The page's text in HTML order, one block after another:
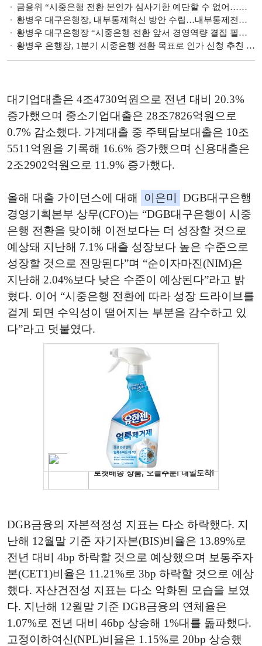
금융위 “시중은행 전환 본인가 심사기한 예단할 수 없어…대구은행과 지속 소통” [은행권 경쟁 촉진]
황병우 대구은행장, 내부통제혁신 방안 수립…내부통제전담팀장 도입 실효성 제고
황병우 대구은행장 “시중은행 전환 앞서 경영역량 결집 필요” [은행 2024 경영전략]
황병우 은행장, 1분기 시중은행 전환 목표로 인가 신청 추친 [대구은행의 시중은행 도전기 ⑤]
대기업대출은 4조4730억원으로 전년 대비 20.3%
증가했으며 중소기업대출은 28조7826억원으로
0.7% 감소했다. 가계대출 중 주택담보대출은 10조
5511억원을 기록해 16.6% 증가했으며 신용대출은
2조2902억원으로 11.9% 증가했다.
올해 대출 가이던스에 대해 이은미
DGB대구은행
경영기획본부 상무(CFO)는 “DGB대구은행이 시중
은행 전환을 맞이해 이전보다는 더 성장할 것으로
예상돼 지난해 7.1% 대출 성장보다 높은 수준으로
성장할 것으로 전망된다”며 “순이자마진(NIM)은
지난해 2.04%보다 낮은 수준이 예상된다”라고 밝
혔다. 이어 “시중은행 전환에 따라 성장 드라이브를
걸게 되면 수익성이 떨어지는 부분을 감수하고 있
다”라고 덧붙였다.
DGB금융의 자본적정성 지표는 다소 하락했다. 지
난해 12월말 기준 자기자본(BIS)비율은 13.89%로
전년 대비 4bp 하락할 것으로 예상했으며 보통주자
본(CET1)비율은 11.21%로 3bp 하락할 것으로 예상
했다. 자산건전성 지표는 다소 악화된 모습을 보였
다. 지난해 12월말 기준 DGB금융의 연체율은
1.07%로 전년 대비 46bp 상승해 1%대를 돒파했다.
고정이하여신(NPL)비율은 1.15%로 20bp 상승했